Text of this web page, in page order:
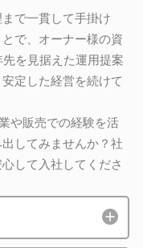
で一貫して手掛け
で、オーナー様の資
を見据えた運用提案
定した経営を続けて
や販売での経験を活
してみませんか？社
して入社してくださ